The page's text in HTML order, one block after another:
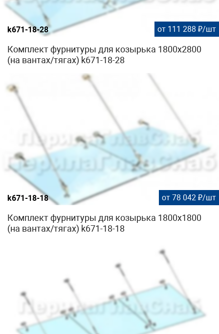
k671-18-28 от 111 288 ₽/шт
Комплект фурнитуры для козырька 1800х2800
(на вантах/тягах) k671-18-28
k671-18-18 от 78 042 ₽/шт
Комплект фурнитуры для козырька 1800х1800
(на вантах/тягах) k671-18-18